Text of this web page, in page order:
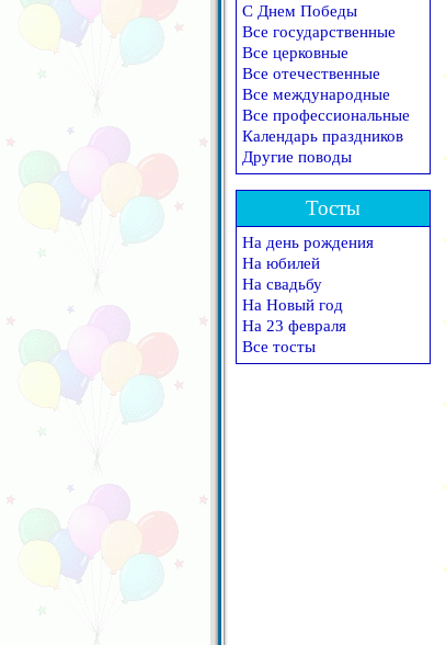
С Днем Победы
Все государственные
Все церковные
Все отечественные
Все международные
Все профессиональные
Календарь праздников
Другие поводы
Тосты
На день рождения
На юбилей
На свадьбу
На Новый год
На 23 февраля
Все тосты